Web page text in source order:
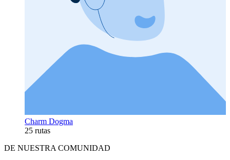
Charm Dogma
25 rutas
DE NUESTRA COMUNIDAD